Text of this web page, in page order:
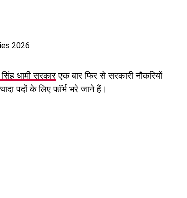
धामी सरकारएक बार फिर से सरकारी नौकरियों
पदों के लिए फॉर्म भरे जाने हैं।